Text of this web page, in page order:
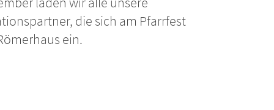
die sich am Pfarrfest
ein.